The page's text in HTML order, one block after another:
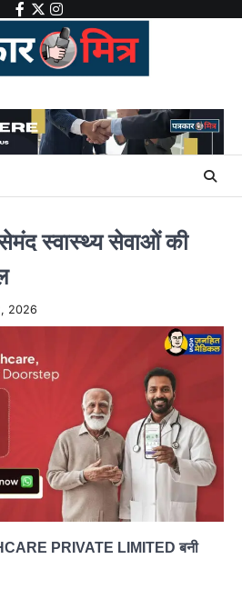
facebook
twitter
instagram
स्वास्थ्य सेवाओं की
2026
PRIVATE LIMITED बनी